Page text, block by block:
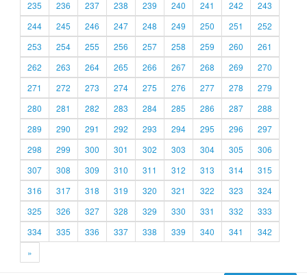
235
236 237 238 239 240 241 242
243
244
245 246 247 248 249 250 251
252
253
254 255 256 257 258 259 260
261
262
263 264 265 266 267 268 269
270
271
272 273 274 275 276 277 278
279
280
281 282 283 284 285 286 287
288
289
290 291 292 293 294 295 296
297
298
299 300 301 302 303 304 305
306
307
308 309 310 311 312 313 314
315
316
317 318 319 320 321 322 323
324
325
326 327 328 329 330 331 332
333
334
335 336 337 338 339 340 341
342
»